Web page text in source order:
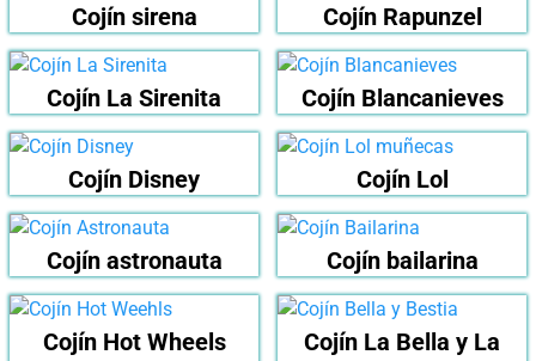
Cojín sirena Cojín Rapunzel
Cojín La Sirenita Cojín Blancanieves
Cojín Disney Cojín Lol
Cojín astronauta Cojín bailarina
Cojín Hot Wheels
Cojín La Bella y La